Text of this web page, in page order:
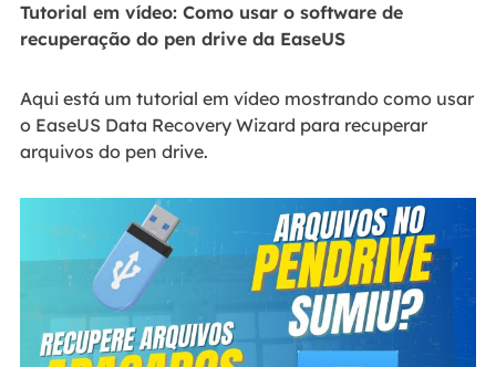
Tutorial em vídeo: Como usar o software de
recuperação do pen drive da EaseUS
Aqui está um tutorial em vídeo mostrando como usar
o EaseUS Data Recovery Wizard para recuperar
arquivos do pen drive.